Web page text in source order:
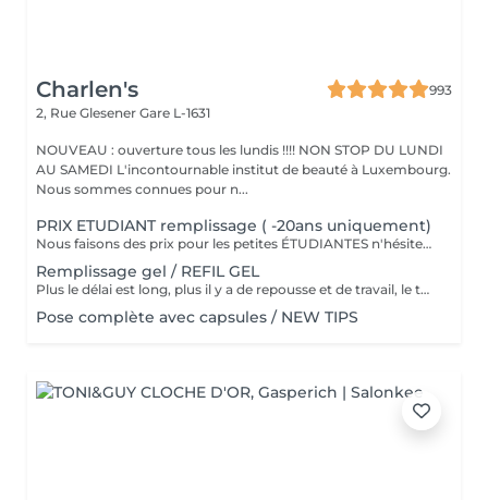
Charlen's
993
2, Rue Glesener Gare L-1631
NOUVEAU : ouverture tous les lundis !!!! NON STOP DU LUNDI
AU SAMEDI L'incontournable institut de beauté à Luxembourg.
Nous sommes connues pour n...
PRIX ETUDIANT remplissage ( -20ans uniquement)
Nous faisons des prix pour les petites ÉTUDIANTES n'hésitez pas a passer
Remplissage gel / REFIL GEL
Plus le délai est long, plus il y a de repousse et de travail, le tarif s'adapte donc au temps écoulé depuis votre dernier rendez-vous. Merci de choisir le remplissage adapté
Pose complète avec capsules / NEW TIPS